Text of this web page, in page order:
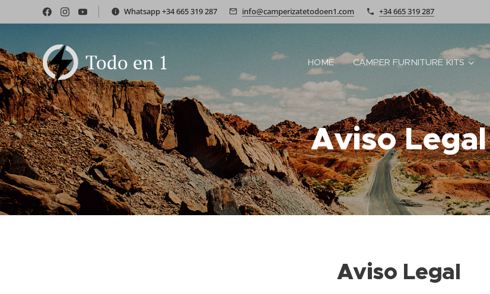
Whatsapp +34 665 319 287 info@camperizatetodoen1.com +34 665 319 287
Todo en 1 HOME CAMPER FURNITURE KITS
Aviso Legal
Aviso Legal